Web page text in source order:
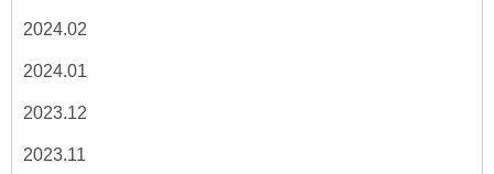
2024.02
2024.01
2023.12
2023.11